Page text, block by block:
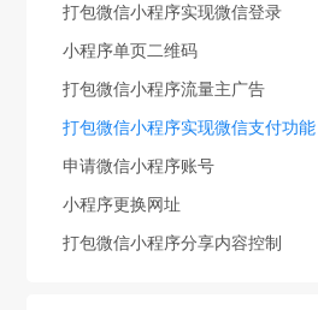
打包微信小程序实现微信登录
小程序单页二维码
打包微信小程序流量主广告
打包微信小程序实现微信支付功能
申请微信小程序账号
小程序更换网址
打包微信小程序分享内容控制